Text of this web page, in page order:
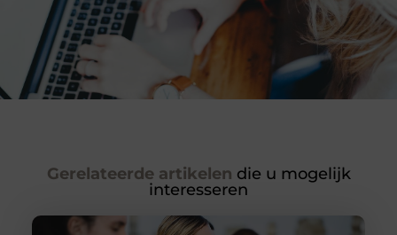
Gerelateerde artikelen die u mogelijk
interesseren